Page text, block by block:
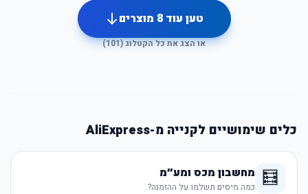
טען עוד8 מוצרים
או הצג את כל הקטלוג (101
)
כלים שימושיים לקנייה מ-AliExpress
🧮 מחשבון מכס ומע״מ
כמה מיסים תשלמו על ההזמנה?